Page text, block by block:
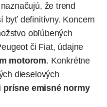
že trend
byť definitívny. Koncern
obľúbených
či Fiat, údajne
motorom. Konkrétne
dieselových
prísne emisné normy